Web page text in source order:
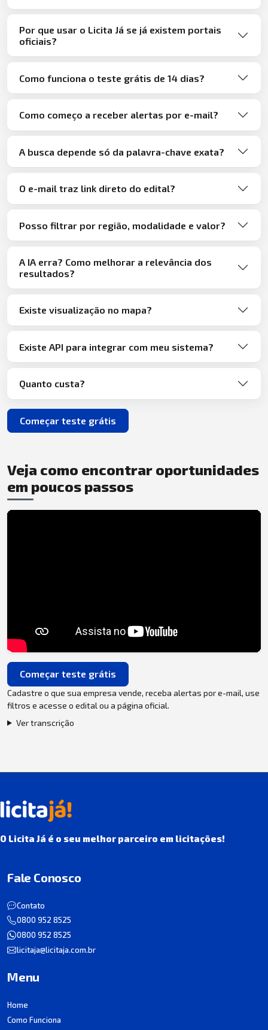
Por que usar o Licita Já se já existem portais
oficiais?
Como funciona o teste grátis de 14 dias?
Como começo a receber alertas por e-mail?
A busca depende só da palavra-chave exata?
O e-mail traz link direto do edital?
Posso filtrar por região, modalidade e valor?
A IA erra? Como melhorar a relevância dos
resultados?
Existe visualização no mapa?
Existe API para integrar com meu sistema?
Quanto custa?
Começar teste grátis
Veja como encontrar oportunidades
em poucos passos
Começar teste grátis
Cadastre o que sua empresa vende, receba alertas por e-mail, use
filtros e acesse o edital ou a página oficial.
Ver transcrição
O Licita Já é o seu melhor parceiro em licitações!
Fale Conosco
Contato
0800 952 8525
0800 952 8525
licitaja@licitaja.com.br
Menu
Home
Como Funciona